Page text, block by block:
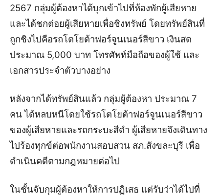
2567 กลุ่มผู้ต้องหาได้บุกเข้าไปที่ห้องพักผู้เสียหาย
และได้ชกต่อยผู้เสียหายเพื่อชิงทรัพย์ โดยทรัพย์สินที่
ถูกชิงไปคือรถโตโยต้าฟอร์จูนเนอร์สีขาว เงินสด
ประมาณ 5,000 บาท โทรศัพท์มือถือของผู้ใช้ และ
เอกสารประจำตัวบางอย่าง
หลังจากได้ทรัพย์สินแล้ว กลุ่มผู้ต้องหา ประมาณ 7
คน ได้หลบหนีโดยใช้รถโตโยต้าฟอร์จูนเนอร์สีขาว
ของผู้เสียหายและรถกระบะสีดำ ผู้เสียหายจึงเดินทาง
ไปร้องทุกข์ต่อพนักงานสอบสวน สภ.สังขละบุรี เพื่อ
ดำเนินคดีตามกฎหมายต่อไป
ในชั้นจับกุมผู้ต้องหาให้การปฏิเสธ แต่รับว่าได้ไปที่